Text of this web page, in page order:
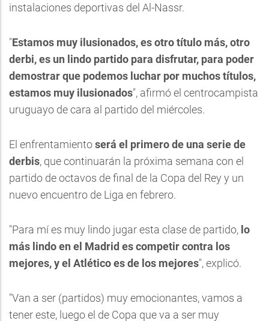
instalaciones deportivas del Al-Nassr.
"Estamos muy ilusionados, es otro título más, otro
derbi, es un lindo partido para disfrutar, para poder
demostrar que podemos luchar por muchos títulos,
estamos muy ilusionados", afirmó el centrocampista
uruguayo de cara al partido del miércoles.
El enfrentamientoserá el primero de una serie de
derbis, que continuarán la próxima semana con el
partido de octavos de final de la Copa del Rey y un
nuevo encuentro de Liga en febrero.
"Para mí es muy lindo jugar esta clase de partido, lo
más lindo en el Madrid es competir contra los
mejores, y el Atlético es de los mejores", explicó.
"Van a ser (partidos) muy emocionantes, vamos a
tener este, luego el de Copa que va a ser muy